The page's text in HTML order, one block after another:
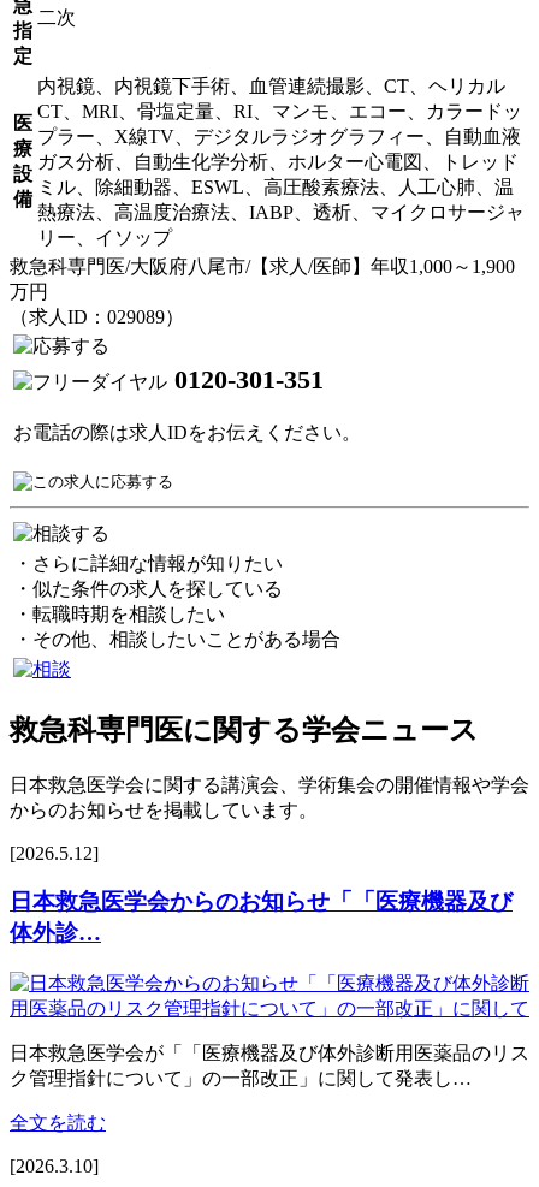
急
指
定
二次
医
療
設
備
内視鏡、内視鏡下手術、血管連続撮影、CT、ヘリカル
CT、MRI、骨塩定量、RI、マンモ、エコー、カラードッ
プラー、X線TV、デジタルラジオグラフィー、自動血液
ガス分析、自動生化学分析、ホルター心電図、トレッド
ミル、除細動器、ESWL、高圧酸素療法、人工心肺、温
熱療法、高温度治療法、IABP、透析、マイクロサージャ
リー、イソップ
救急科専門医/大阪府八尾市/【求人/医師】年収1,000～1,900
万円
（求人ID：029089）
0120-301-351
お電話の際は求人IDをお伝えください。
・さらに詳細な情報が知りたい
・似た条件の求人を探している
・転職時期を相談したい
・その他、相談したいことがある場合
救急科専門医に関する学会ニュース
日本救急医学会に関する講演会、学術集会の開催情報や学会
からのお知らせを掲載しています。
[2026.5.12]
日本救急医学会からのお知らせ「「医療機器及び
体外診…
日本救急医学会が「「医療機器及び体外診断用医薬品のリス
ク管理指針について」の一部改正」に関して発表し…
全文を読む
[2026.3.10]